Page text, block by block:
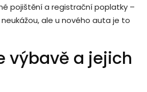
pojištění a registrační poplatky –
ale u nového auta je to
výbavě a jejich